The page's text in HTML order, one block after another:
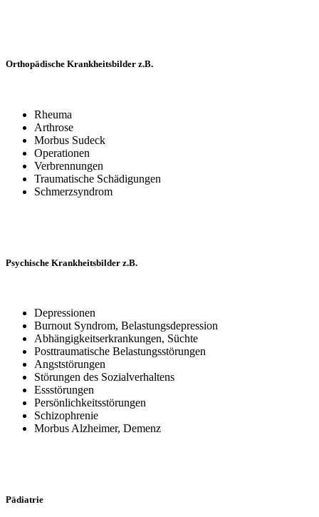
Orthopädische Krankheitsbilder z.B.
Rheuma
Arthrose
Morbus Sudeck
Operationen
Verbrennungen
Traumatische Schädigungen
Schmerzsyndrom
Psychische Krankheitsbilder z.B.
Depressionen
Burnout Syndrom, Belastungsdepression
Abhängigkeitserkrankungen, Süchte
Posttraumatische Belastungsstörungen
Angststörungen
Störungen des Sozialverhaltens
Essstörungen
Persönlichkeitsstörungen
Schizophrenie
Morbus Alzheimer, Demenz
Pädiatrie